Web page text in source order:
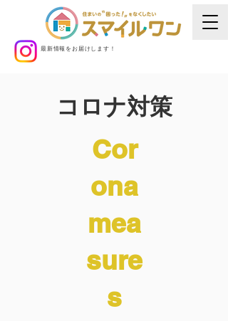
最新情報をお届けします！
コロナ対策
Cor
ona
mea
sure
s